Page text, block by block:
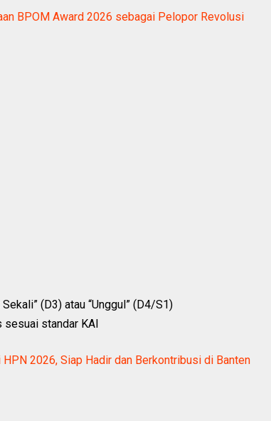
BPOM Award 2026 sebagai Pelopor Revolusi
(D3) atau “Unggul” (D4/S1)
sesuai standar KAI
2026, Siap Hadir dan Berkontribusi di Banten